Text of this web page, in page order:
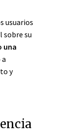
usuarios
su
una
y